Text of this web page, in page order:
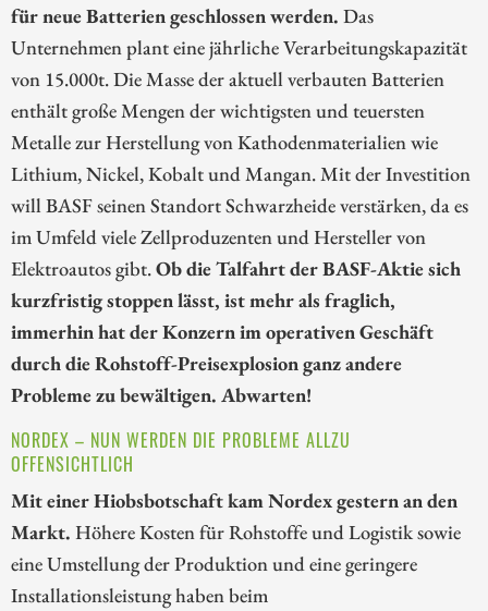
für neue Batterien geschlossen werden. Das
Unternehmen plant eine jährliche Verarbeitungskapazität
von 15.000t. Die Masse der aktuell verbauten Batterien
enthält große Mengen der wichtigsten und teuersten
Metalle zur Herstellung von Kathodenmaterialien wie
Lithium, Nickel, Kobalt und Mangan. Mit der Investition
will BASF seinen Standort Schwarzheide verstärken, da es
im Umfeld viele Zellproduzenten und Hersteller von
Elektroautos gibt.Ob die Talfahrt der BASF-Aktie sich
kurzfristig stoppen lässt, ist mehr als fraglich,
immerhin hat der Konzern im operativen Geschäft
durch die Rohstoff-Preisexplosion ganz andere
Probleme zu bewältigen. Abwarten!
NORDEX – NUN WERDEN DIE PROBLEME ALLZU
OFFENSICHTLICH
Mit einer Hiobsbotschaft kam Nordex gestern an den
Markt. Höhere Kosten für Rohstoffe und Logistik sowie
eine Umstellung der Produktion und eine geringere
Installationsleistung haben beim